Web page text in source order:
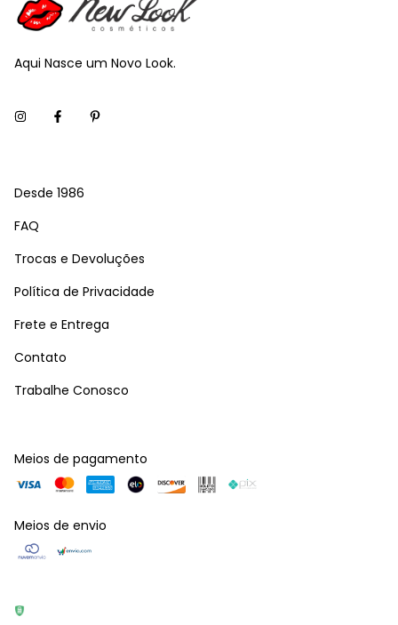
Aqui Nasce um Novo Look.
Desde 1986
FAQ
Trocas e Devoluções
Política de Privacidade
Frete e Entrega
Contato
Trabalhe Conosco
Meios de pagamento
Meios de envio